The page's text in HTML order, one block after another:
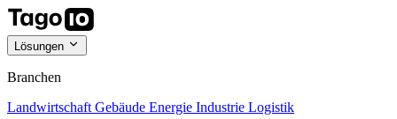
Lösungen
Branchen
Landwirtschaft Gebäude Energie Industrie Logistik